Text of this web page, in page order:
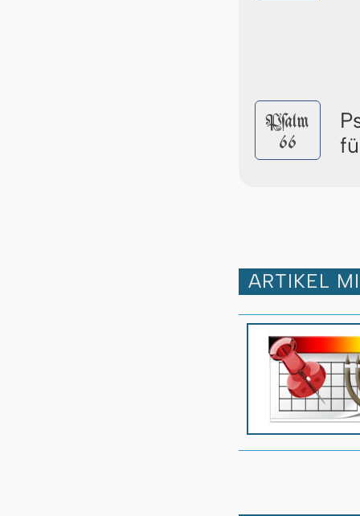
Pſalm
66
ARTIKEL